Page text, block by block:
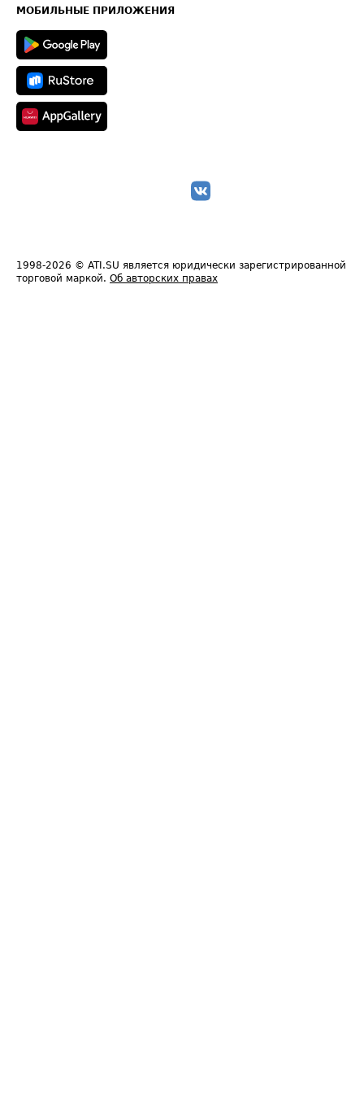
Техническая информация
МОБИЛЬНЫЕ ПРИЛОЖЕНИЯ
1998-2026 © ATI.SU является юридически зарегистрированной
торговой маркой. Об авторских правах